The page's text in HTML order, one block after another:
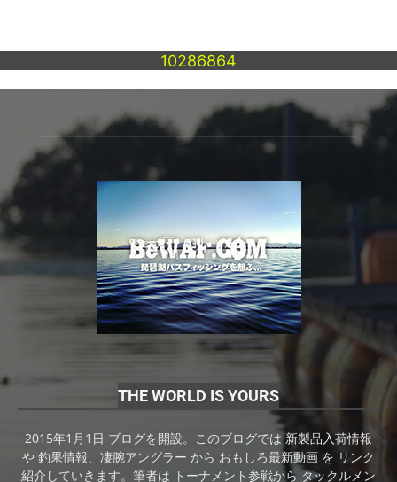
10286864
THE WORLD IS YOURS
2015年1月1日 ブログを開設。このブログでは 新製品入荷情報
や 釣果情報、凄腕アングラー から おもしろ最新動画 を リンク
紹介していきます。筆者は トーナメント参戦から タックルメン